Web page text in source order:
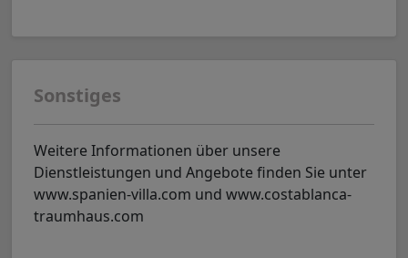
Sonstiges
Weitere Informationen über unsere
Dienstleistungen und Angebote finden Sie unter
www.spanien-villa.com und www.costablanca-
traumhaus.com